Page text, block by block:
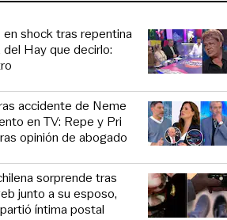
shock tras repentina
Hay que decirlo:
accidente de Neme
en TV: Repe y Pri
opinión de abogado
sorprende tras
junto a su esposo,
íntima postal